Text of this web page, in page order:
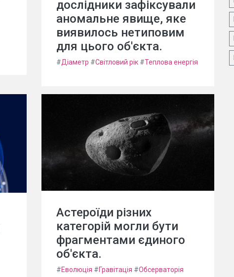
дослідники зафіксували
аномальне явище, яке
виявилось нетиповим
для цього об'єкта.
#Діаметр #Світловий рік #Теплова енергія
Астероїди різних
категорій могли бути
фрагментами єдиного
об'єкта.
#Еволюція #Гравітація #Обсерваторія